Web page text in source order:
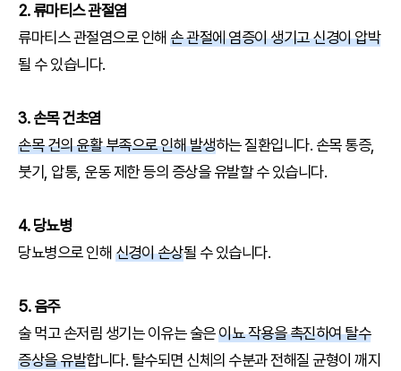
2. 류마티스 관절염
류마티스 관절염으로 인해 손 관절에 염증이 생기고 신경이 압박
될 수 있습니다.
3. 손목 건초염
손목 건의 윤활 부족으로 인해 발생하는 질환입니다. 손목 통증,
붓기, 압통, 운동 제한 등의 증상을 유발할 수 있습니다.
4. 당뇨병
당뇨병으로 인해 신경이 손상될 수 있습니다.
5. 음주
술 먹고 손저림 생기는 이유는 술은이뇨 작용을 촉진하여 탈수
증상을 유발합니다. 탈수되면 신체의 수분과 전해질 균형이 깨지